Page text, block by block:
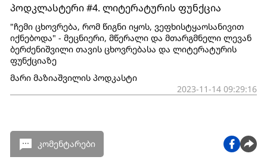
პოდკლასტერი #4. ლიტერატურის ფუნქცია
"ჩემი ცხოვრება, რომ წიგნი იყოს, ვეფხისტყაოსანივით
იქნებოდა" - მეცნიერი, მწერალი და მთარგმნელი ლევან
ბერძენიშვილი თავის ცხოვრებასა და ლიტერატურის
ფუნქციაზე
მარი მაზიაშვილის პოდკასტი
2023-11-14 09:29:16
კომენტარები